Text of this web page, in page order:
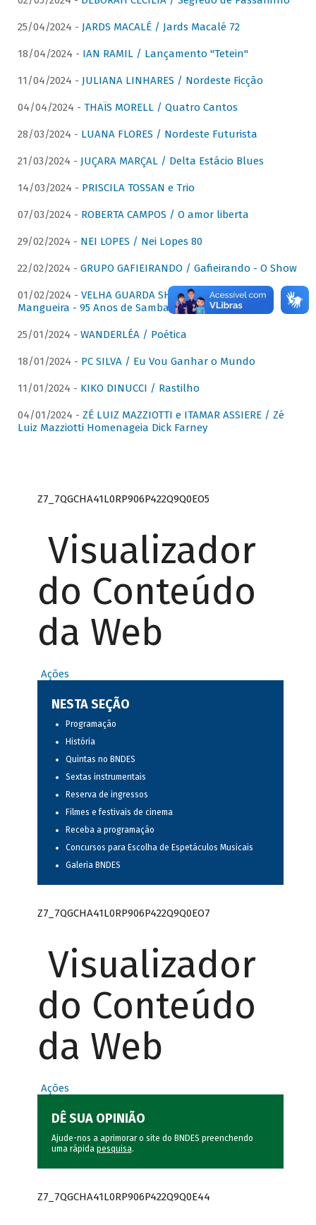
25/04/2024 - JARDS MACALÉ / Jards Macalé 72
18/04/2024 - IAN RAMIL / Lançamento "Tetein"
11/04/2024 - JULIANA LINHARES / Nordeste Ficção
04/04/2024 - THAÏS MORELL / Quatro Cantos
28/03/2024 - LUANA FLORES / Nordeste Futurista
21/03/2024 - JUÇARA MARÇAL / Delta Estácio Blues
14/03/2024 - PRISCILA TOSSAN e Trio
07/03/2024 - ROBERTA CAMPOS / O amor liberta
29/02/2024 - NEI LOPES / Nei Lopes 80
22/02/2024 - GRUPO GAFIEIRANDO / Gafieirando - O Show
01/02/2024 - VELHA GUARDA SHOW DA MANGUEIRA /
Mangueira - 95 Anos de Samba
25/01/2024 - WANDERLÉA / Poética
18/01/2024 - PC SILVA / Eu Vou Ganhar o Mundo
11/01/2024 - KIKO DINUCCI / Rastilho
04/01/2024 - ZÉ LUIZ MAZZIOTTI e ITAMAR ASSIERE / Zé
Luiz Mazziotti Homenageia Dick Farney
Z7_7QGCHA41L0RP906P422Q9Q0EO5
Visualizador
do Conteúdo
da Web
Ações
NESTA SEÇÃO
Programação
História
Quintas no BNDES
Sextas instrumentais
Reserva de ingressos
Filmes e festivais de cinema
Receba a programação
Concursos para Escolha de Espetáculos Musicais
Galeria BNDES
Z7_7QGCHA41L0RP906P422Q9Q0EO7
Visualizador
do Conteúdo
da Web
Ações
DÊ SUA OPINIÃO
Ajude-nos a aprimorar o site do BNDES preenchendo
uma rápida pesquisa.
Z7_7QGCHA41L0RP906P422Q9Q0E44